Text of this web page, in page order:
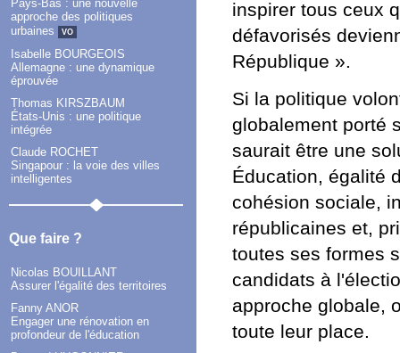
Pays-Bas : une nouvelle
approche des politiques
urbaines
VO
Isabelle BOURGEOIS
Allemagne : une dynamique
éprouvée
Thomas KIRSZBAUM
États-Unis : une politique
intégrée
Claude ROCHET
Singapour : la voie des villes
intelligentes
Que faire ?
Nicolas BOUILLANT
Assurer l'égalité des territoires
Fanny ANOR
Engager une rénovation en
profondeur de l'éducation
inspirer tous ceux
défavorisés
République ».
Si la politique
globalement porté
saurait être une
Éducation, égalité
cohésion sociale,
républicaines et,
toutes ses formes
candidats à
approche globale,
toute leur place.